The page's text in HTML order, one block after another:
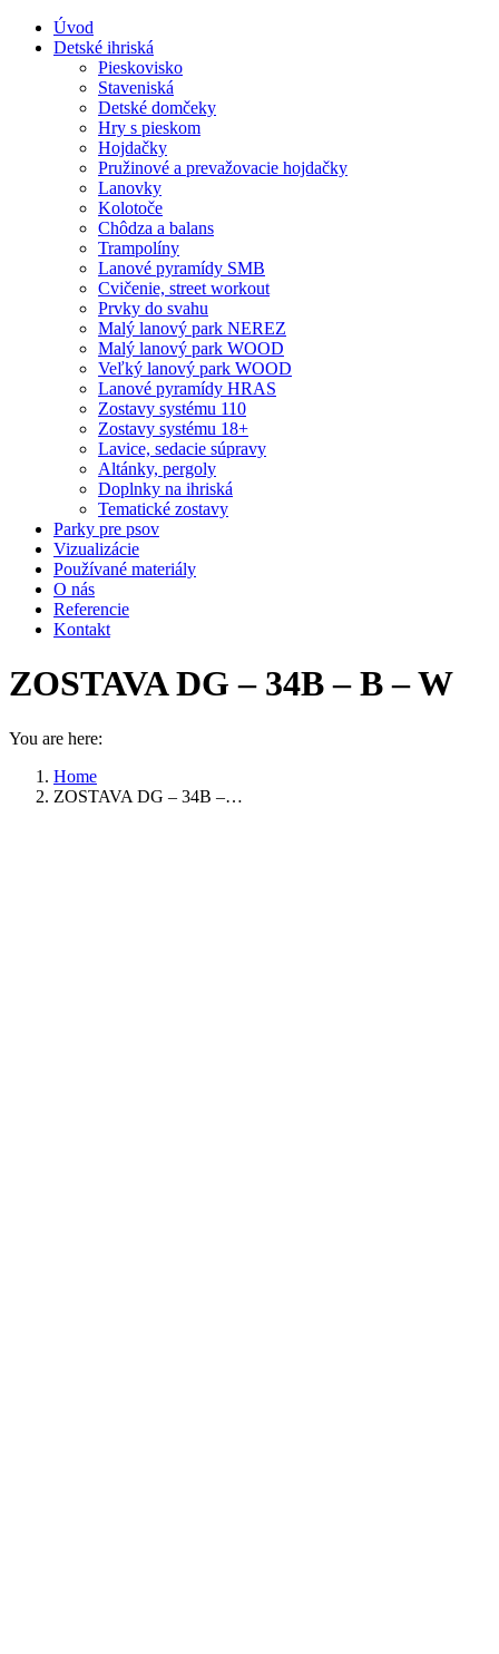
Úvod
Detské ihriská
Pieskovisko
Staveniská
Detské domčeky
Hry s pieskom
Hojdačky
Pružinové a prevažovacie hojdačky
Lanovky
Kolotoče
Chôdza a balans
Trampolíny
Lanové pyramídy SMB
Cvičenie, street workout
Prvky do svahu
Malý lanový park NEREZ
Malý lanový park WOOD
Veľký lanový park WOOD
Lanové pyramídy HRAS
Zostavy systému 110
Zostavy systému 18+
Lavice, sedacie súpravy
Altánky, pergoly
Doplnky na ihriská
Tematické zostavy
Parky pre psov
Vizualizácie
Používané materiály
O nás
Referencie
Kontakt
ZOSTAVA DG – 34B – B – W
You are here:
Home
ZOSTAVA DG – 34B –…